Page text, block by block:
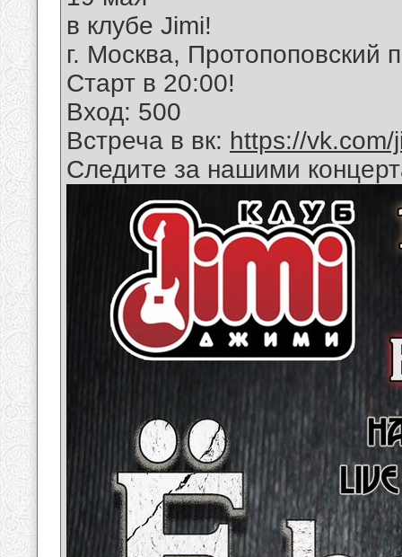
в клубе Jimi!
г. Москва, Протопоповский
Старт в 20:00!
Вход: 500
Встреча в вк: https://
Следите за нашими